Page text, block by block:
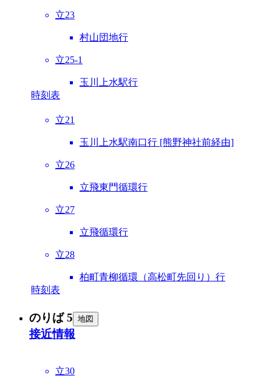
立23
村山団地行
立25-1
玉川上水駅行
時刻表
立21
玉川上水駅南口行 [熊野神社前経由]
立26
立飛東門循環行
立27
立飛循環行
立28
柏町青柳循環（高松町先回り）行
時刻表
のりば 5 地図
接近情報
立30